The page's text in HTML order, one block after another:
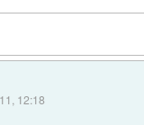
12:18